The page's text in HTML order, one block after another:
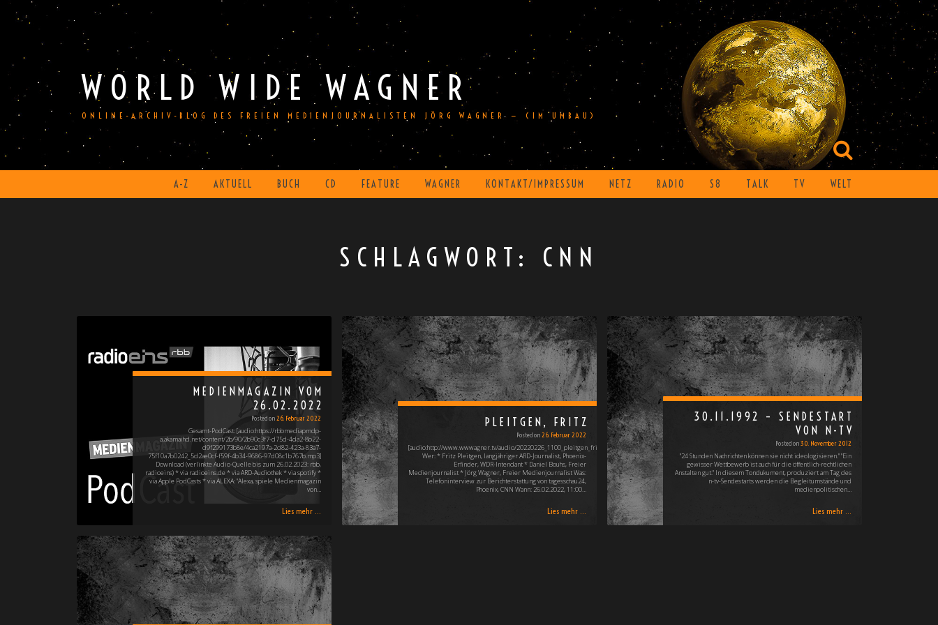
Skip
content
WORLD WIDE WAGNER
ONLINE-ARCHIV-BLOG DES FREIEN MEDIENJOURNALISTEN JÖRG WAGNER — (IM UMBAU)
A-Z AKTUELL BUCH CD FEATURE WAGNER KONTAKT/IMPRESSUM NETZ RADIO S8 TALK TV WELT
SCHLAGWORT: CNN
MEDIENMAGAZIN VOM
26.02.2022
Posted on26. Februar 2022
Gesamt-PodCast: [audio:https://rbbmediapmdp-
a.akamaihd.net/content/2b/90/2b90c3f7-d75d-4da2-8b22-
d9f299173b8e/4ca2197a-2d82-423a-83a7-
75f10a7b0242_5d2ae0cf-f59f-4b34-9686-97d08c1b767b.mp3]
Download (verlinkte Audio-Quelle bis zum 26.02.2023: rbb,
radioeins) * via radioeins.de * via ARD-Audiothek * via spotify *
via Apple PodCasts * via ALEXA: "Alexa, spiele Medienmagazin
von…
Lies mehr ...
PLEITGEN, FRITZ
Posted on26. Februar 2022
[audio:http://www.wwwagner.tv/audio/20220226_1100_pleitgen_fritz_192.mp3]
Wer: * Fritz Pleitgen, langjähriger ARD-Journalist, Phoenix-
Erfinder, WDR-Intendant * Daniel Bouhs, Freier
Medienjournalist * Jörg Wagner, Freier Medienjournalist Was:
Telefoninterview zur Berichterstattung von tagesschau24,
Phoenix, CNN Wann: 26.02.2022, 11:00…
Lies mehr ...
30.11.1992 – SENDESTART
VON N-TV
Posted on30. November 2012
"24 Stunden Nachrichten können sie nicht ideologisieren." "Ein
gewisser Wettbewerb ist auch für die öffentlich-rechtlichen
Anstalten gut." In diesem Tondukument, produziert am Tag des
n-tv-Sendestarts werden die Begleitumstände und
medienpolitischen…
Lies mehr ...